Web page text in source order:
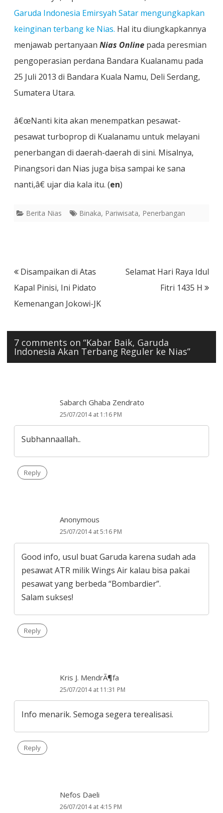
Garuda Indonesia Emirsyah Satar mengungkapkan
keinginan terbang ke Nias. Hal itu diungkapkannya
menjawab pertanyaan Nias Online pada peresmian
pengoperasian perdana Bandara Kualanamu pada
25 Juli 2013 di Bandara Kuala Namu, Deli Serdang,
Sumatera Utara.
â€œNanti kita akan menempatkan pesawat-
pesawat turboprop di Kualanamu untuk melayani
penerbangan di daerah-daerah di sini. Misalnya,
Pinangsori dan Nias juga bisa sampai ke sana
nanti,â€ ujar dia kala itu. (en)
Berita Nias Binaka, Pariwisata, Penerbangan
Post
navigation
Disampaikan di Atas
Kapal Pinisi, Ini Pidato
Kemenangan Jokowi-JK
Selamat Hari Raya Idul
Fitri 1435 H
7 comments on “Kabar Baik, Garuda
Indonesia Akan Terbang Reguler ke Nias”
Sabarch Ghaba Zendrato
25/07/2014 at 1:16 PM
Subhannaallah..
Reply
Anonymous
25/07/2014 at 5:16 PM
Good info, usul buat Garuda karena sudah ada
pesawat ATR milik Wings Air kalau bisa pakai
pesawat yang berbeda “Bombardier”.
Salam sukses!
Reply
Kris J. MendrÃ¶fa
25/07/2014 at 11:31 PM
Info menarik. Semoga segera terealisasi.
Reply
Nefos Daeli
26/07/2014 at 4:15 PM